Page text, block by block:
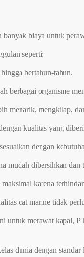
biaya untuk
seperti:
bertahun-tahun.
berbagai organisme
menarik, mengkilap,
kualitas yang
dengan
mudah dibersihkan dan
karena
cat marine tidak
untuk merawat kapal,
dunia dengan